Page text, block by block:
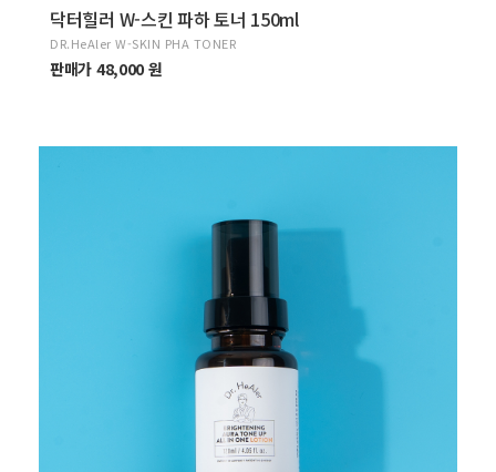
닥터힐러 W-스킨 파하 토너 150ml
DR.HeAler W-SKIN PHA TONER
판매가 48,000 원